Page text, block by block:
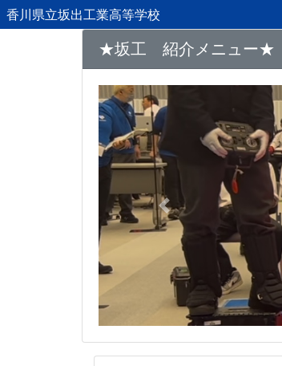
香川県立坂出工業高等学校
★坂工 紹介メニュー★
Previous